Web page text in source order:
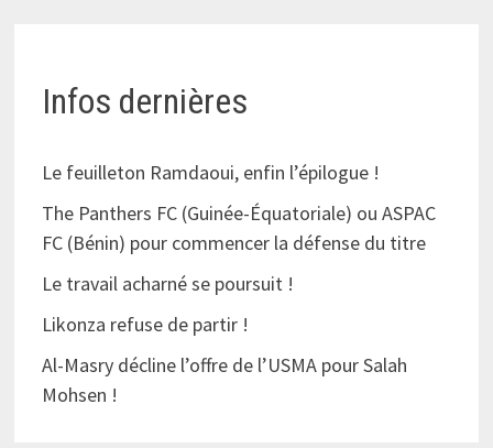
Infos dernières
Le feuilleton Ramdaoui, enfin l’épilogue !
The Panthers FC (Guinée-Équatoriale) ou ASPAC
FC (Bénin) pour commencer la défense du titre
Le travail acharné se poursuit !
Likonza refuse de partir !
Al-Masry décline l’offre de l’USMA pour Salah
Mohsen !